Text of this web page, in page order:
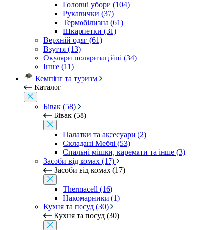
Головні убори (104)
Рукавички (37)
Термобілизна (61)
Шкарпетки (31)
Верхній одяг (61)
Взуття (13)
Окуляри поляризаційні (34)
Інше (11)
Кемпінг та туризм
Каталог
Бівак (58)
Бівак (58)
Палатки та аксесуари (2)
Складані Меблі (53)
Спальні мішки, каремати та інше (3)
Засоби від комах (17)
Засоби від комах (17)
Thermacell (16)
Накомарники (1)
Кухня та посуд (30)
Кухня та посуд (30)